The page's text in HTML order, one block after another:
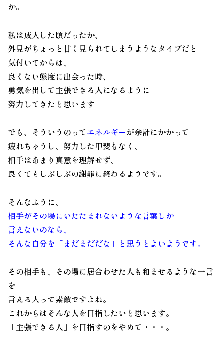
か。
私は成人した頃だったか、
外見がちょっと甘く見られてしまうようなタイプだと
気付いてからは、
良くない態度に出会った時、
勇気を出して主張できる人になるように
努力してきたと思います
でも、そういうのってエネルギーが余計にかかって
疲れちゃうし、努力した甲斐もなく、
相手はあまり真意を理解せず、
良くてもしぶしぶの謝罪に終わるようです。
そんなふうに、
相手がその場にいたたまれないような言葉しか
言えないのなら、
そんな自分を「まだまだだな」と思うとよいようです。
その相手も、その場に居合わせた人も和ませるような一言
を
言える人って素敵ですよね。
これからはそんな人を目指したいと思います。
「主張できる人」を目指すのをやめて・・・。